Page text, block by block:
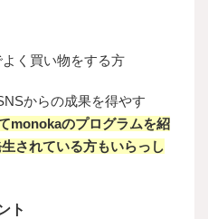
く買い物をする方
からの成果を得やす
monokaのプログラムを紹
されている方もいらっし
ト